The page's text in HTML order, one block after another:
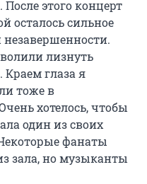
этого концерт
осталось сильное
незавершенности.
лизнуть
Краем глаза я
тоже в
хотелось, чтобы
один из своих
фанаты
зала, но музыканты